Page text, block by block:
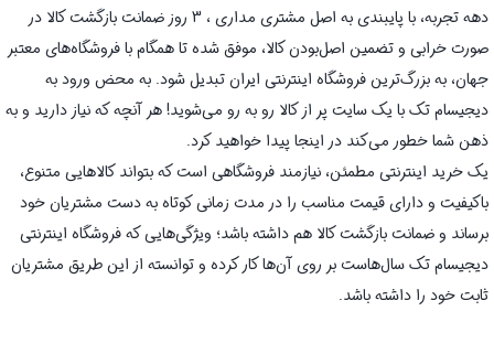
دهه تجربه، با پایبندی به اصل مشتری مداری ، 3 روز ضمانت بازگشت کالا در
صورت خرابی و تضمین اصل‌بودن کالا، موفق شده تا همگام با فروشگاه‌های معتبر
جهان، به بزرگ‌ترین فروشگاه اینترنتی ایران تبدیل شود. به محض ورود به
دیجیسام تک با یک سایت پر از کالا رو به رو می‌شوید! هر آنچه که نیاز دارید و به
ذهن شما خطور می‌کند در اینجا پیدا خواهید کرد.
یک خرید اینترنتی مطمئن، نیازمند فروشگاهی است که بتواند کالاهایی متنوع،
باکیفیت و دارای قیمت مناسب را در مدت زمانی کوتاه به دست مشتریان خود
برساند و ضمانت بازگشت کالا هم داشته باشد؛ ویژگی‌هایی که فروشگاه اینترنتی
دیجیسام تک سال‌هاست بر روی آن‌ها کار کرده و توانسته از این طریق مشتریان
ثابت خود را داشته باشد.